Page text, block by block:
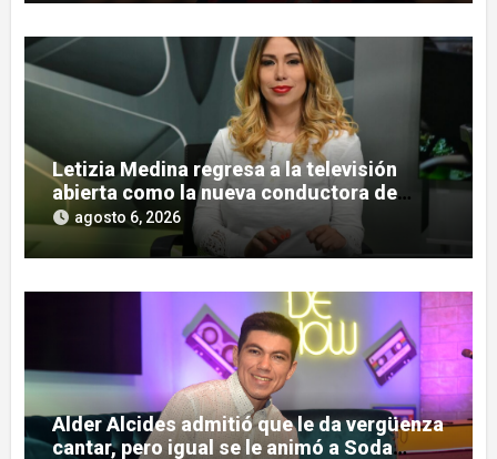
Letizia Medina regresa a la televisión
abierta como la nueva conductora de
«Pulso Urbano»
agosto 6, 2026
Alder Alcides admitió que le da vergüenza
cantar, pero igual se le animó a Soda